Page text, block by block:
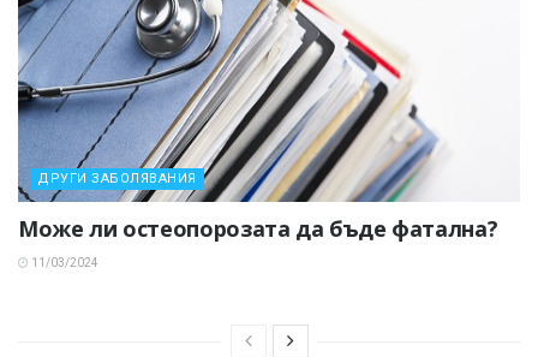
ДРУГИ ЗАБОЛЯВАНИЯ
Може ли остеопорозата да бъде фатална?
11/03/2024